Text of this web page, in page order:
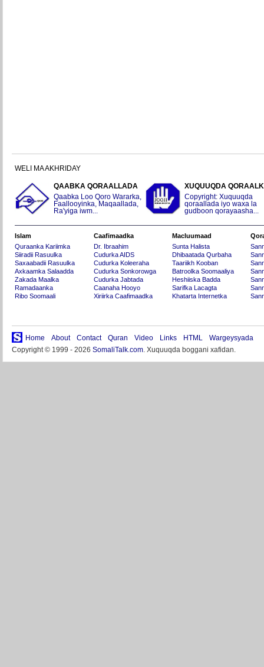
WELI MA AKHRIDAY
QAABKA QORAALLADA
Qaabka Loo Qoro Wararka,
Faallooyinka, Maqaallada,
Ra'yiga iwm...
XUQUUQDA
Copyright: Xuquuqda
qoraallada iyo waxa la
gudboon qorayaasha...
Islam
Quraanka Kariimka
Siiradii Rasuulka
Saxaabadii Rasuulka
Axkaamka Salaadda
Zakada Maalka
Ramadaanka
Ribo Soomaali
Caafimaadka
Dr. Ibraahim
Cudurka AIDS
Cudurka Koleeraha
Cudurka Sonkorowga
Cudurka Jabtada
Caanaha Hooyo
Xiriirka Caafimaadka
Macluumaad
Sunta Halista
Dhibaatada Qurbaha
Taariikh Kooban
Batroolka Soomaaliya
Heshiiska Badda
Sarifka Lacagta
Khatarta Internetka
Home About Contact Quran Video Links HTML
Wargeysyada
Copyright © 1999 - 2026 SomaliTalk.com. Xuquuqda boggani xafidan.